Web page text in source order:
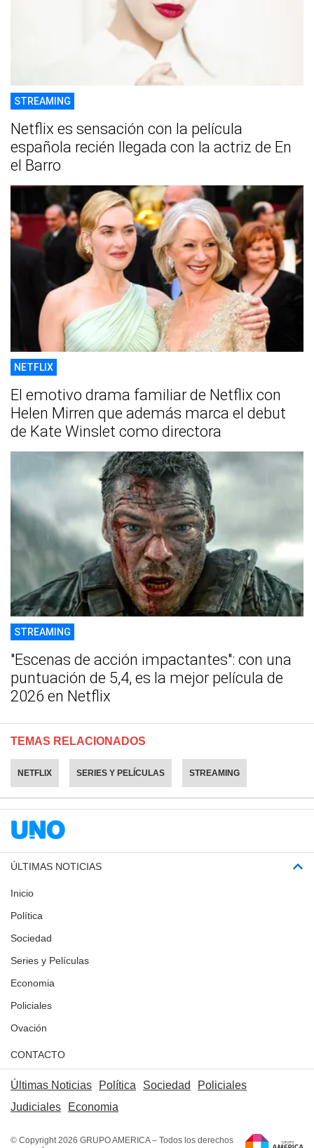
STREAMING
Netflix es sensación con la película
española recién llegada con la actriz de En
el Barro
NETFLIX
El emotivo drama familiar de Netflix con
Helen Mirren que además marca el debut
de Kate Winslet como directora
STREAMING
"Escenas de acción impactantes": con una
puntuación de 5,4, es la mejor película de
2026 en Netflix
TEMAS RELACIONADOS
NETFLIX SERIES Y PELÍCULAS STREAMING
ÚLTIMAS NOTICIAS
Inicio
Política
Sociedad
Series y Películas
Economia
Policiales
Ovación
CONTACTO
Últimas Noticias Política Sociedad
Policiales
Judiciales
Economia
© Copyright 2026 GRUPO AMERICA – Todos los derechos